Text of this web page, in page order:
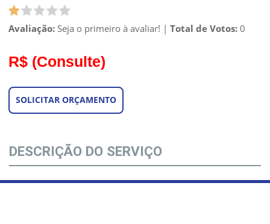
Avaliação: Seja o primeiro à avaliar! |Total de Votos: 0
R$ (Consulte)
SOLICITAR ORÇAMENTO
DESCRIÇÃO DO SERVIÇO